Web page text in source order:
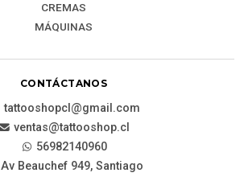
CREMAS
MÁQUINAS
CONTÁCTANOS
tattooshopcl@gmail.com
ventas@tattooshop.cl
56982140960
Av Beauchef 949, Santiago